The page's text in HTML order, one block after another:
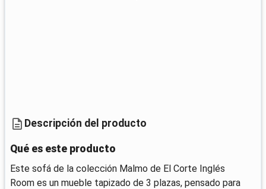
Descripción del producto
Qué es este producto
Este sofá de la colección Malmo de El Corte Inglés
Room es un mueble tapizado de 3 plazas, pensado para